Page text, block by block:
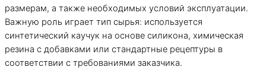
размерам, а также необходимых условий эксплуатации.
Важную роль играет тип сырья: используется
синтетический каучук на основе силикона, химическая
резина с добавками или стандартные рецептуры в
соответствии с требованиями заказчика.